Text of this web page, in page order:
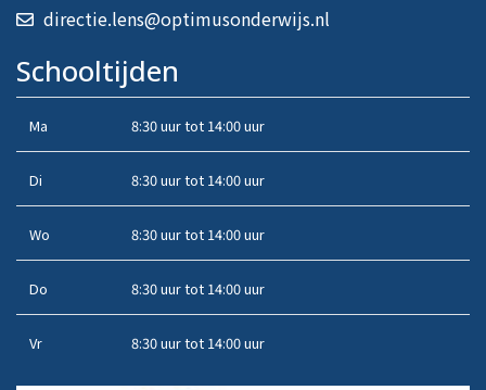
directie.lens@optimusonderwijs.nl
Schooltijden
Ma 8:30 uur tot 14:00 uur
Di 8:30 uur tot 14:00 uur
Wo 8:30 uur tot 14:00 uur
Do 8:30 uur tot 14:00 uur
Vr 8:30 uur tot 14:00 uur